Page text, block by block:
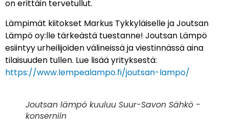
on erittäin tervetullut.
Lämpimät kiitokset Markus Tykkyläiselle ja Joutsan
Lämpö oy:lle tärkeästä tuestanne! Joutsan Lämpö
esiintyy urheilijoiden välineissä ja viestinnässä aina
tilaisuuden tullen. Lue lisää yrityksestä:
https://www.lempealampo.fi/joutsan-lampo/
Joutsan lämpö kuuluu Suur-Savon Sähkö -
konserniin